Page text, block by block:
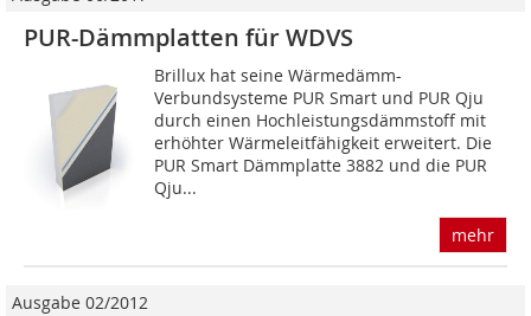
PUR-Dämmplatten für WDVS
Brillux hat seine Wärmedämm-
Verbundsysteme PUR Smart und PUR Qju
durch einen Hochleistungsdämmstoff mit
erhöhter Wärmeleitfähigkeit erweitert. Die
PUR Smart Dämmplatte 3882 und die PUR
Qju...
mehr
Ausgabe 02/2012